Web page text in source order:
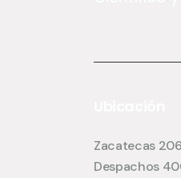
Zacatecas 206
Despachos